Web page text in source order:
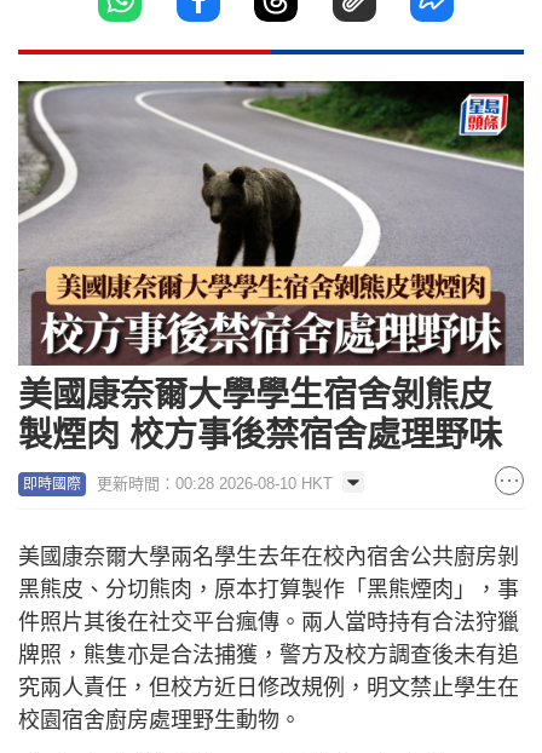
美國康奈爾大學學生宿舍剝熊皮
製煙肉 校方事後禁宿舍處理野味
即時國際 更新時間：00:28 2026-08-10 HKT
美國康奈爾大學兩名學生去年在校內宿舍公共廚房剝
黑熊皮、分切熊肉，原本打算製作「黑熊煙肉」，事
件照片其後在社交平台瘋傳。兩人當時持有合法狩獵
牌照，熊隻亦是合法捕獲，警方及校方調查後未有追
究兩人責任，但校方近日修改規例，明文禁止學生在
校園宿舍廚房處理野生動物。